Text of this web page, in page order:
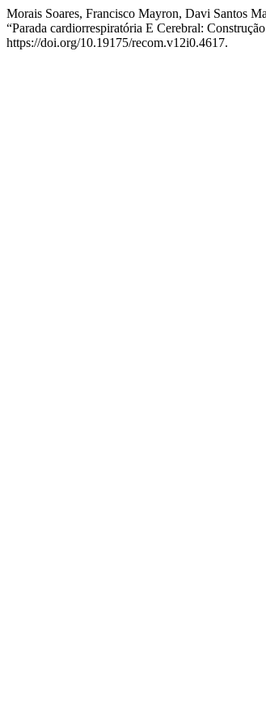
Morais Soares, Francisco Mayron, Davi Santos
“Parada cardiorrespiratória E Cerebral:
https://doi.org/10.19175/recom.v12i0.4617.